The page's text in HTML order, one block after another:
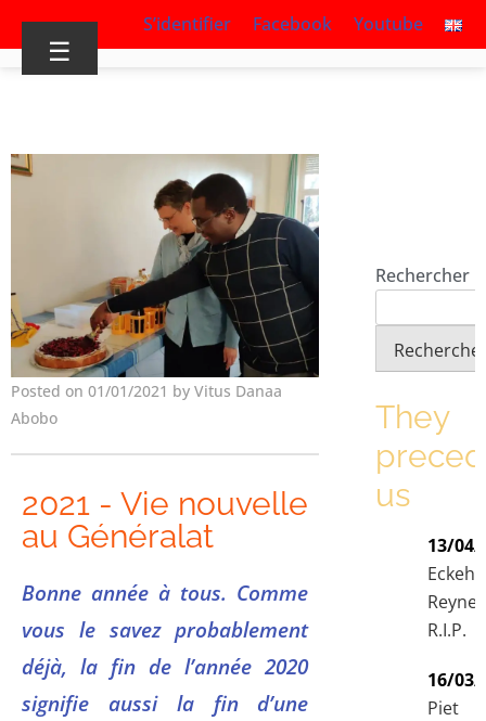
S’identifier Facebook Youtube
☰
Posted on 01/01/2021 by Vitus Danaa
Abobo
2021 - Vie nouvelle
au Généralat
Bonne année à tous. Comme
vous le savez probablement
déjà, la fin de l’année 2020
signifie aussi la fin d’une
Rechercher
They
us
13/04/
R.I.P.
16/03/
Piet